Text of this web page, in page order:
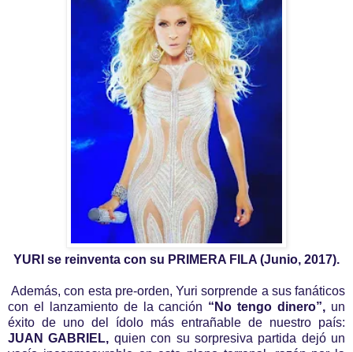
YURI se reinventa con su PRIMERA FILA (Junio, 2017).
Además, con esta pre-orden, Yuri sorprende a sus fanáticos
con el lanzamiento de la canción “No tengo dinero”, un
éxito de uno del ídolo más entrañable de nuestro país:
JUAN GABRIEL, quien con su sorpresiva partida dejó un